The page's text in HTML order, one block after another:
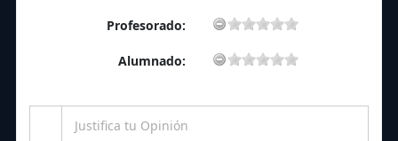
Profesorado:
Alumnado: